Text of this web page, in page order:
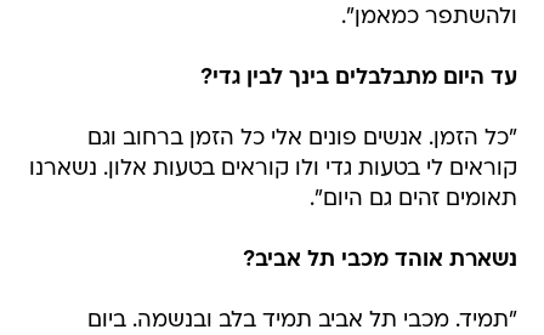
ולהשתפר כמאמן".
עד היום מתבלבלים בינך לבין גדי?
"כל הזמן. אנשים פונים אלי כל הזמן ברחוב וגם
קוראים לי בטעות גדי ולו קוראים בטעות אלון. נשארנו
תאומים זהים גם היום".
נשארת אוהד מכבי תל אביב?
"תמיד. מכבי תל אביב תמיד בלב ובנשמה. ביום